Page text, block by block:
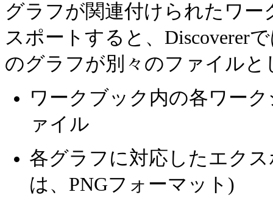
グラフが関連付けられたワ
スポートすると、Discoverer
のグラフが別々のファイルと
ワークブック内の各ワー
ァイル
各グラフに対応したエク
は、PNGフォーマット)